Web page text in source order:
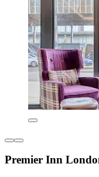
Premier Inn